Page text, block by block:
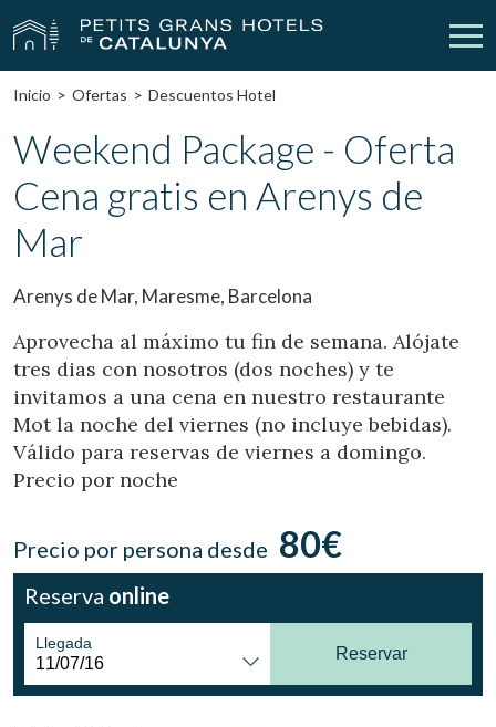
Nuestros Hoteles Escapadas
Bodas Empresas
Cheques Regalo
Contacto
vpn_key Iniciar sesión person Crear cuenta
Inicio Ofertas Descuentos Hotel
Weekend Package - Oferta
Cena gratis en Arenys de
Mar
Arenys de Mar, Maresme, Barcelona
Aprovecha al máximo tu fin de semana. Alójate
tres dias con nosotros (dos noches) y te
invitamos a una cena en nuestro restaurante
Mot la noche del viernes (no incluye bebidas).
Válido para reservas de viernes a domingo.
Precio por noche
Precio por persona desde 80€
Reserva online
Llegada
Reservar